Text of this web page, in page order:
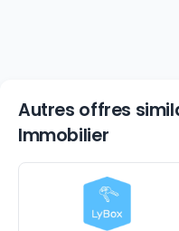
Autres offres
Immobilier